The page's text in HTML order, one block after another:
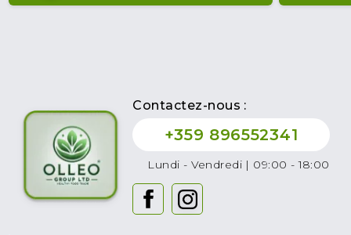
Contactez-nous :
+359 896552341
Lundi - Vendredi | 09:00 - 18:00